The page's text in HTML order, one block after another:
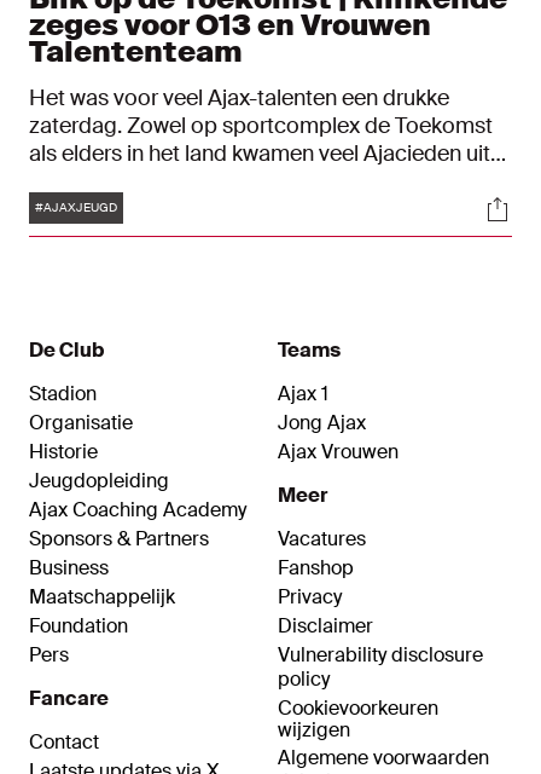
zeges voor O13 en Vrouwen
Talententeam
Het was voor veel Ajax-talenten een drukke
zaterdag. Zowel op sportcomplex de Toekomst
als elders in het land kwamen veel Ajacieden uit
klinkende zeges op voor onder meer Ajax O13 en
het Ajax Vrouwen Talententeam. Ook de Twin
Tags
#AJAXJEUGD
De Club
Stadion
Organisatie
Historie
Jeugdopleiding
Ajax Coaching Academy
Sponsors & Partners
Business
Maatschappelijk
Foundation
Pers
Fancare
Contact
Teams
Ajax 1
Jong Ajax
Ajax Vrouwen
Meer
Vacatures
Fanshop
Privacy
Disclaimer
Vulnerability disclosure
policy
Cookievoorkeuren
wijzigen
Algemene voorwaarden